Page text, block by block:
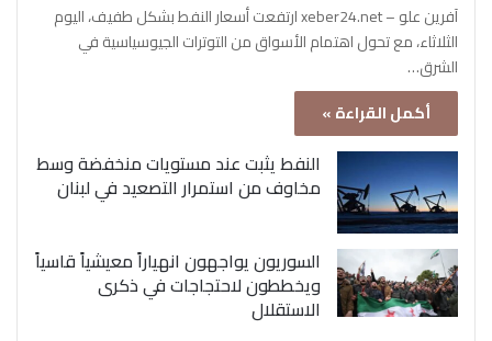
آفرين علو – xeber24.net ارتفعت أسعار النفط بشكل طفيف، اليوم
الثلاثاء، مع تحول اهتمام الأسواق من التوترات الجيوسياسية في
الشرق…
أكمل القراءة »
النفط يثبت عند مستويات منخفضة وسط
مخاوف من استمرار التصعيد في لبنان
السوريون يواجهون انهياراً معيشياً قاسياً
ويخططون لاحتجاجات في ذكرى
الاستقلال